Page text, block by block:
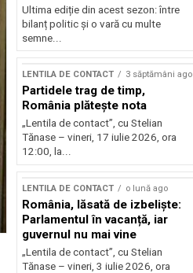
Ultima ediție din acest sezon: între
bilanț politic și o vară cu multe
semne...
LENTILA DE CONTACT 3 săptămâni ago
Partidele trag de timp,
România plătește nota
„Lentila de contact”, cu Stelian
Tănase – vineri, 17 iulie 2026, ora
12:00, la...
LENTILA DE CONTACT o lună ago
România, lăsată de izbeliște:
Parlamentul în vacanță, iar
guvernul nu mai vine
„Lentila de contact”, cu Stelian
Tănase – vineri, 3 iulie 2026, ora